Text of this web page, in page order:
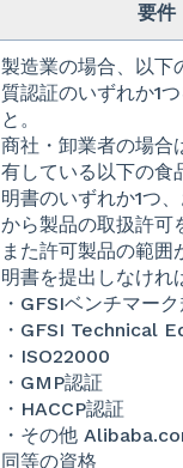
要件
製造業の場合、以下
質認証のいずれか1
と。
商社・卸業者の場合
有している以下の食
明書のいずれか1つ
から製品の取扱許可
また許可製品の範囲
明書を提出しなけれ
・GFSIベンチマー
・GFSI Technical
・ISO22000
・GMP認証
・HACCP認証
・その他
同等の資格